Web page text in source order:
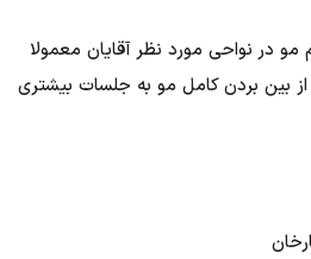
مو در نواحی مورد نظر آقایان معمولا
بین بردن کامل مو به جلسات بیشتری